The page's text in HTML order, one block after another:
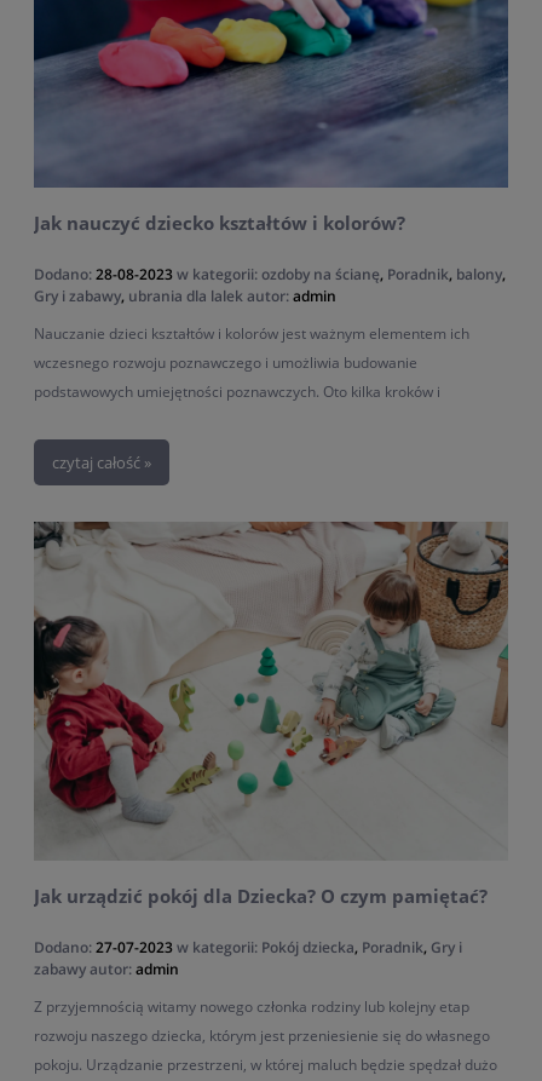
Jak nauczyć dziecko kształtów i kolorów?
Dodano:28-08-2023w kategorii:ozdoby na ścianę, Poradnik, balony,
Gry i zabawy, ubrania dla lalekautor:admin
Nauczanie dzieci kształtów i kolorów jest ważnym elementem ich
wczesnego rozwoju poznawczego i umożliwia budowanie
podstawowych umiejętności poznawczych. Oto kilka kroków i
o nauce kolorów i kształtów dla niemowląt, a także dzieci w wieku
przedszkolnym!
czytaj całość »
Jak urządzić pokój dla Dziecka? O czym pamiętać?
Dodano:27-07-2023w kategorii: Pokój dziecka, Poradnik, Gry i
zabawyautor:admin
Z przyjemnością witamy nowego członka rodziny lub kolejny etap
rozwoju naszego dziecka, którym jest przeniesienie się do własnego
pokoju. Urządzanie przestrzeni, w której maluch będzie spędzał dużo